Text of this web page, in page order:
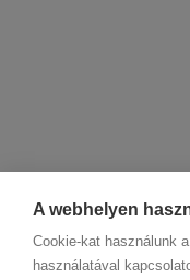
A webhelyen
Cookie-kat használunk
használatával